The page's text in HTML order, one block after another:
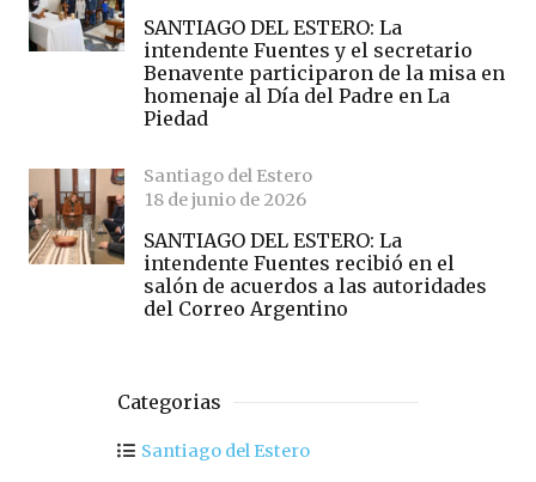
SANTIAGO DEL ESTERO: La
intendente Fuentes y el secretario
Benavente participaron de la misa en
homenaje al Día del Padre en La
Piedad
Santiago del Estero
18 de junio de 2026
SANTIAGO DEL ESTERO: La
intendente Fuentes recibió en el
salón de acuerdos a las autoridades
del Correo Argentino
Categorias
Santiago del Estero